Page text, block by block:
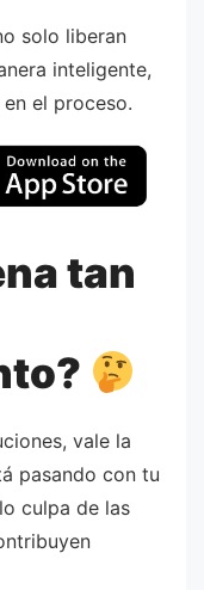
solo liberan
inteligente,
el proceso.
tan
vale la
pasando con tu
culpa de las